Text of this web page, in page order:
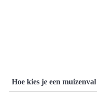
Hoe kies je een